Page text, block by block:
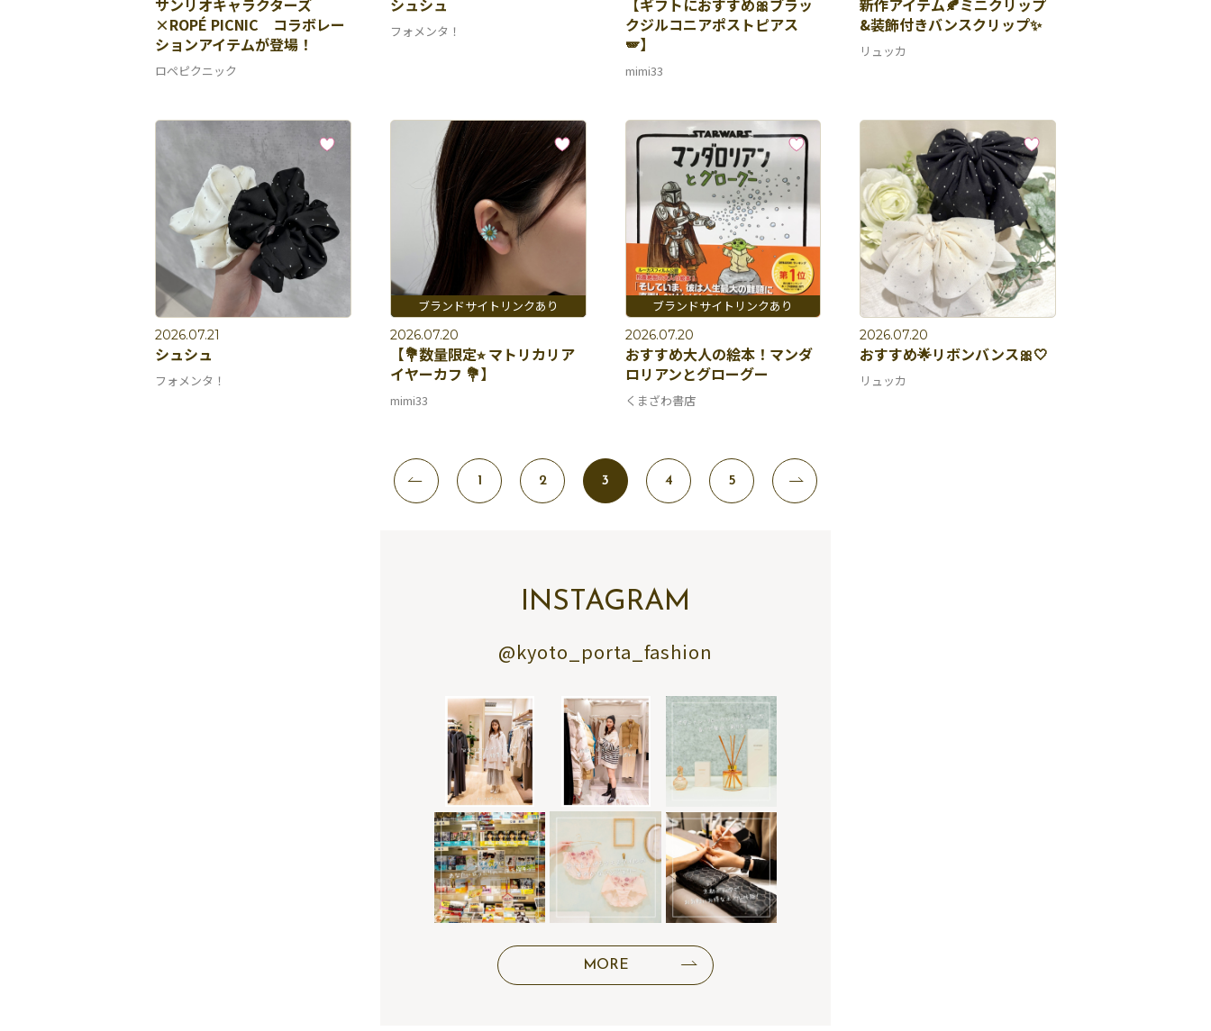
サンリオキャラクターズ
×ROPÉ PICNIC コラボレー
ションアイテムが登場！
ロペピクニック
シュシュ
フォメンタ！
【ギフトにおすすめ🎀ブラッ
クジルコニアポストピアス
🪽】
mimi33
新作アイテム🍂ミニクリップ
&装飾付きバンスクリップ✨
リュッカ
2026.07.21
シュシュ
フォメンタ！
2026.07.20
【💐数量限定⭐︎ マトリカリア
イヤーカフ 💐】
mimi33
2026.07.20
おすすめ大人の絵本！マンダ
ロリアンとグローグー
くまざわ書店
2026.07.20
おすすめ🌟リボンバンス🎀🤍
リュッカ
1 2 3 4 5
INSTAGRAM
@kyoto_porta_fashion
MORE